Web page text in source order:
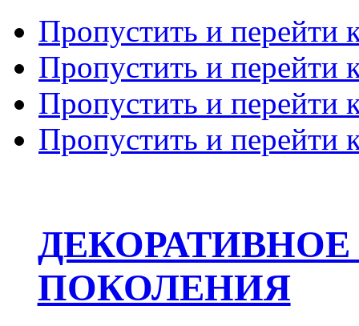
Пропустить и перейти
Пропустить и перейти
Пропустить и перейти
Пропустить и перейти
ПОКОЛЕНИЯ